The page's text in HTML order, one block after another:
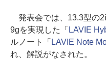
発表会では、13.3型の
9gを実現した「 LAVIE
ルノート「 LAVIE Note
れ、解説がなされた。